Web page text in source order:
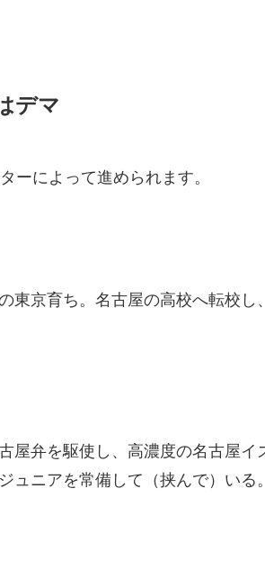
デマ
ーによって進められます。
東京育ち。名古屋の高校へ転校し
屋弁を駆使し、高濃度の名古屋イ
ュニアを常備して（挟んで）いる。